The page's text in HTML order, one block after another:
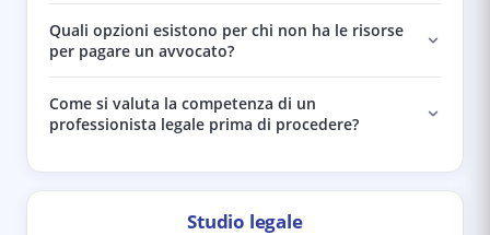
Quali opzioni esistono per chi non ha le risorse
per pagare un avvocato?
Come si valuta la competenza di un
professionista legale prima di procedere?
Studio legale